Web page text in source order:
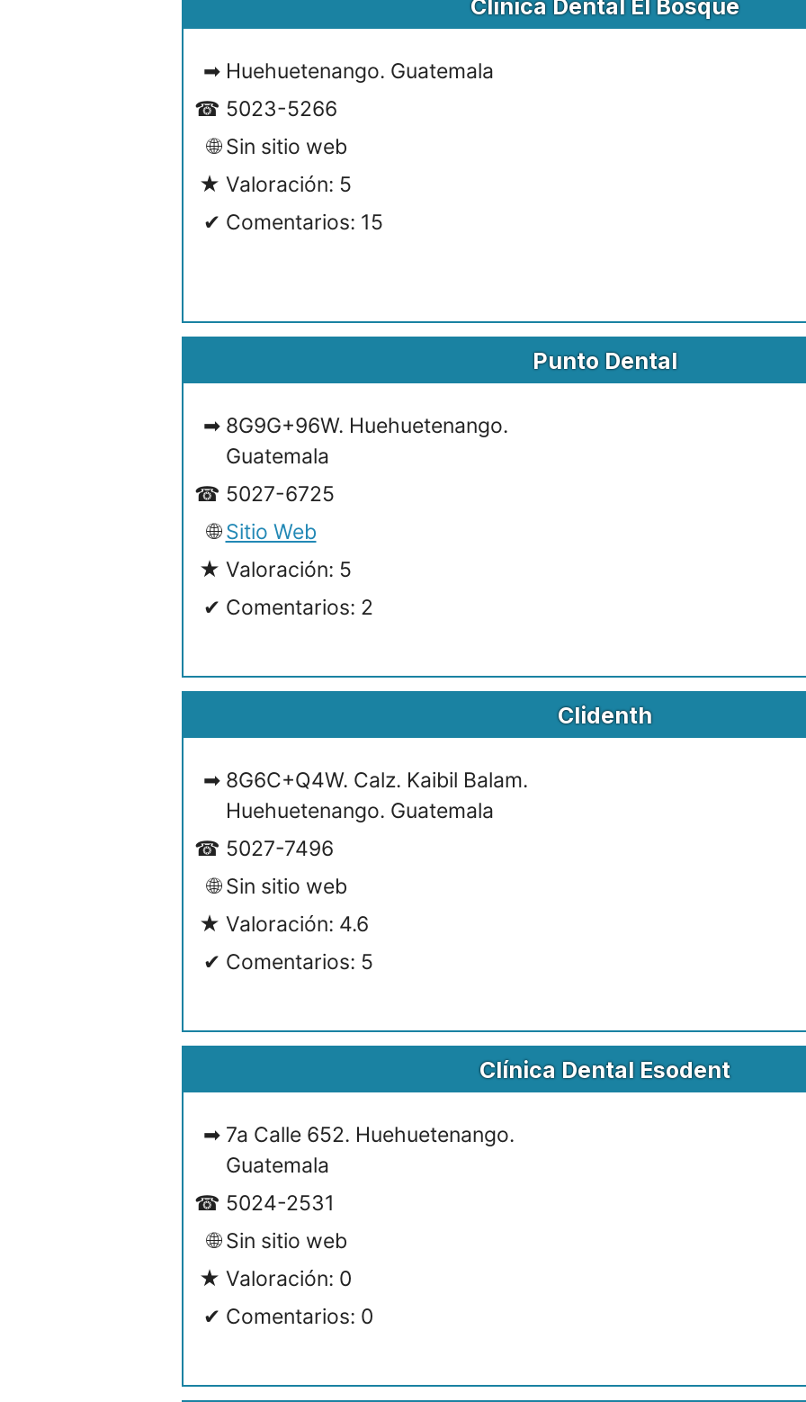
Clínica Dental El Bosque
Huehuetenango. Guatemala
5023-5266
Sin sitio web
Valoración: 5
Comentarios: 15
Punto Dental
8G9G+96W. Huehuetenango.
Guatemala
5027-6725
Sitio Web
Valoración: 5
Comentarios: 2
Clidenth
8G6C+Q4W. Calz. Kaibil Balam.
Huehuetenango. Guatemala
5027-7496
Sin sitio web
Valoración: 4.6
Comentarios: 5
Clínica Dental Esodent
7a Calle 652. Huehuetenango.
Guatemala
5024-2531
Sin sitio web
Valoración: 0
Comentarios: 0